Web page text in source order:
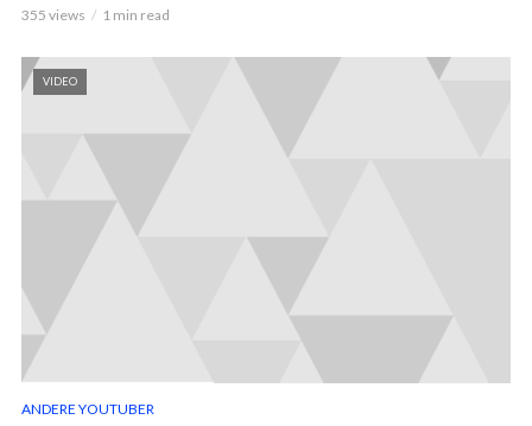
355 views 1 min read
VIDEO
ANDERE YOUTUBER